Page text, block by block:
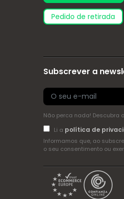
pedido de retirada
Subscrever a
Não perca nada! Descubra
Li a política de
Informamos que, ao
o seu consentimento ou